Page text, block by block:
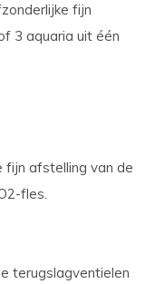
fijn
3 aquaria uit één
fijn afstelling van de
fles.
terugslagventielen